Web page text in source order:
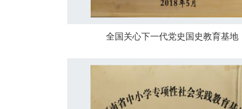
全国关心下一代党史国史教育基地